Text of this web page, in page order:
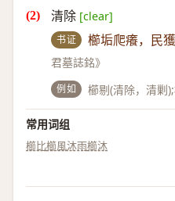
清除 [clear]
书证 櫛垢爬癢，民
君墓誌銘》
例如 櫛剔(清除，清剿
常用词组
櫛比櫛風沐雨櫛沐